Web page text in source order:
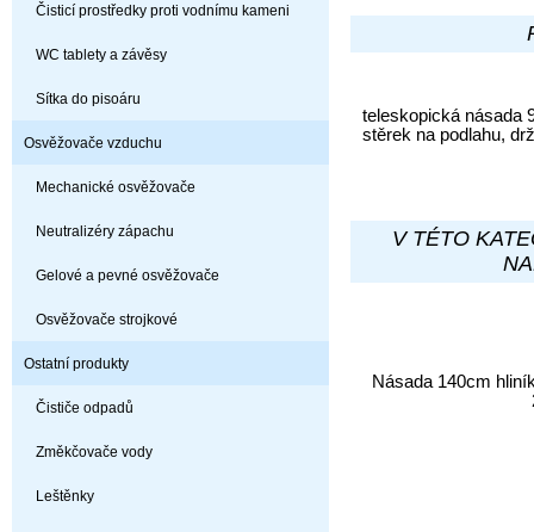
Čisticí prostředky proti vodnímu kameni
WC tablety a závěsy
Sítka do pisoáru
Osvěžovače vzduchu
Mechanické osvěžovače
Neutralizéry zápachu
Gelové a pevné osvěžovače
Osvěžovače strojkové
Ostatní produkty
Čističe odpadů
Změkčovače vody
Leštěnky
teleskopická násada
stěrek na podlahu,
V TÉTO
Násada 140cm